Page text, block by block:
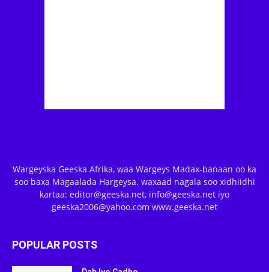
Wargeyska Geeska Afrika, waa Wargeys Madax-banaan oo ka
soo baxa Magaalada Hargeysa. waxaad nagala soo xidhiidhi
kartaa: editor@geeska.net, info@geeska.net iyo
geeska2006@yahoo.com www.geeska.net
POPULAR POSTS